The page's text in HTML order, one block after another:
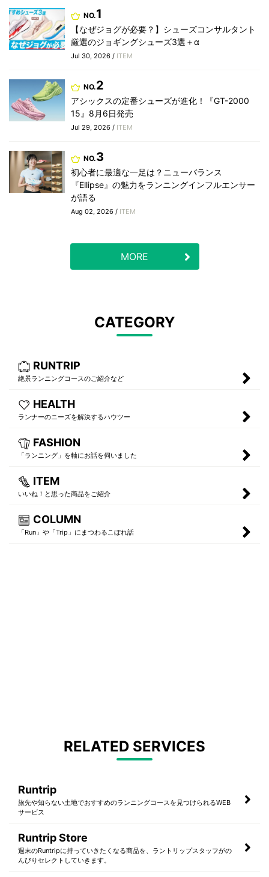
NO.1
【なぜジョグが必要？】シューズコンサルタント
厳選のジョギングシューズ3選＋α
Jul 30, 2026 / ITEM
NO.2
アシックスの定番シューズが進化！『GT-2000
15』8月6日発売
Jul 29, 2026 / ITEM
NO.3
初心者に最適な一足は？ニューバランス
『Ellipse』の魅力をランニングインフルエンサー
が語る
Aug 02, 2026 / ITEM
MORE
CATEGORY
RUNTRIP
絶景ランニングコースのご紹介など
HEALTH
ランナーのニーズを解決するハウツー
FASHION
「ランニング」を軸にお話を伺いました
ITEM
いいね！と思った商品をご紹介
COLUMN
「Run」や「Trip」にまつわるこぼれ話
RELATED SERVICES
Runtrip
旅先や知らない土地でおすすめのランニングコースを見つけられるWEB
サービス
Runtrip Store
週末のRuntripに持っていきたくなる商品を、ラントリップスタッフがの
んびりセレクトしていきます。